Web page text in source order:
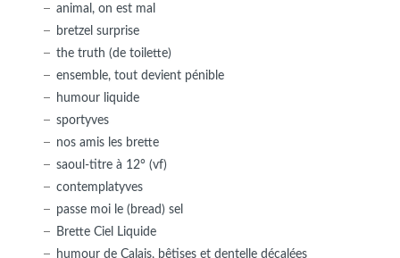
animal, on est mal
bretzel surprise
the truth (de toilette)
ensemble, tout devient pénible
humour liquide
sportyves
nos amis les brette
saoul-titre à 12° (vf)
contemplatyves
passe moi le (bread) sel
Brette Ciel Liquide
humour de Calais, bêtises et dentelle décalées